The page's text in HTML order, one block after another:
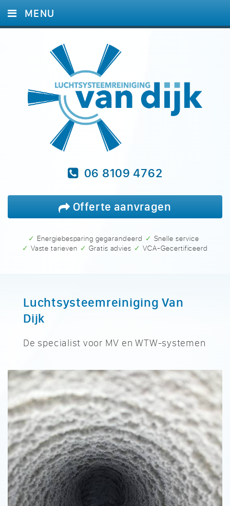
06 8109 4762
Offerte aanvragen
✓ Energiebesparing gegarandeerd
✓ Snelle service
✓ Vaste tarieven
✓ Gratis advies ✓ VCA-Gecertificeerd
MENU
DIENSTEN
REFERENTIES
VRAGEN
Luchtsysteemreiniging Van
Dijk
De specialist voor MV en WTW-systemen